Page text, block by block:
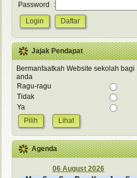
Password
:
Jajak Pendapat
Bermanfaatkah Website sekolah bagi
anda
Ragu-ragu
Tidak
Ya
Lihat
Agenda
06 August 2026